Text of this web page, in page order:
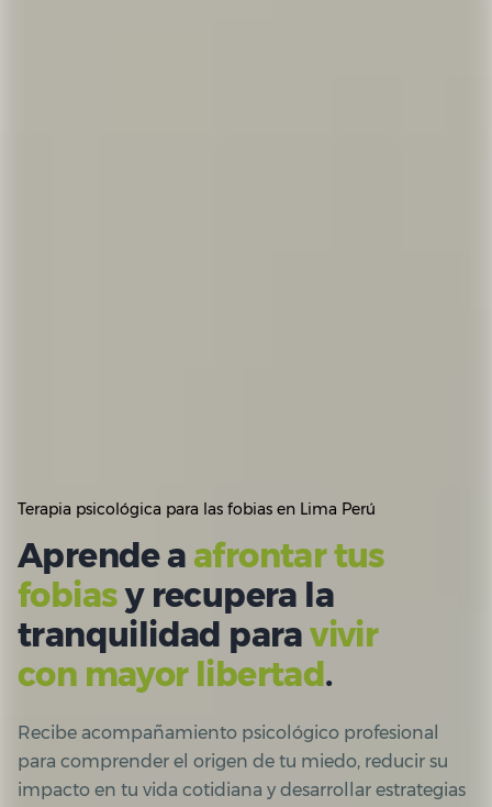
Terapia psicológica para las fobias en Lima Perú
Aprende a afrontar tus
fobiasy recupera la
tranquilidad paravivir
con mayor libertad.
Recibe acompañamiento psicológico profesional
para comprender el origen de tu miedo, reducir su
impacto en tu vida cotidiana y desarrollar estrategias